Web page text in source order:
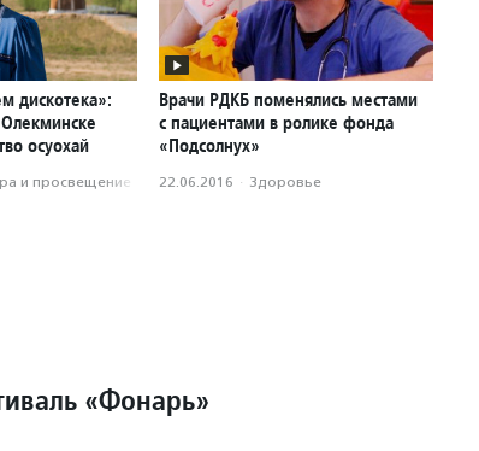
дискотека»:
осуохай
и просвещение
Врачи РДКБ поменялись местами
с пациентами в ролике фонда
«Подсолнух»
22.06.2016 · Здоровье
«Фонарь»